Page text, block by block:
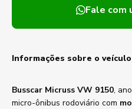
Fale com
Informações sobre o veículo
Busscar Micruss VW 9150,
micro-ônibus rodoviário com